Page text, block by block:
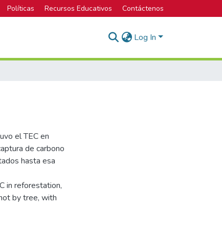
Políticas Recursos Educativos Contáctenos
Log In
el TEC en
de carbono
hasta esa
in reforestation,
by tree, with